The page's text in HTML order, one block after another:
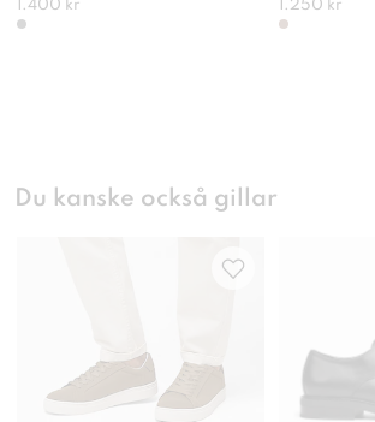
1.400 kr 1.250 kr
Du kanske också gillar